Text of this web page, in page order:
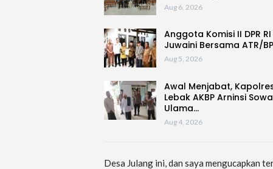
Aug 6, 2026
Anggota Komisi II DPR
Juwaini Bersama ATR/
Aug 5, 2026
Awal Menjabat,
Lebak AKBP Arninsi
Ulama…
Aug 4, 2026
Desa Julang ini, dan saya mengucapkan